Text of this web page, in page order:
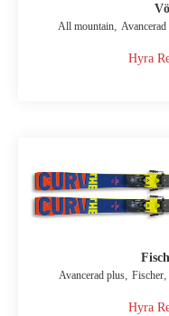
All mountain Avancerad
Hyra
Avancerad plus, Fischer,
Hyra